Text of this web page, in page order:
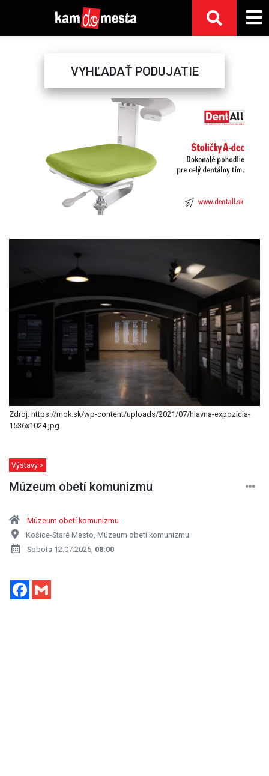
VYHĽADAŤ PODUJATIE
Previous
Zdroj: https://mok.sk/wp-content/uploads/2021/07/hlavna-expozicia-
1536x1024.jpg
Výstavy >
Múzeum obetí komunizmu
Múzeum obetí komunizmu
Košice-Staré Mesto, Múzeum obetí komunizmu
Sobota 12.07.2025, 08:00
Facebook